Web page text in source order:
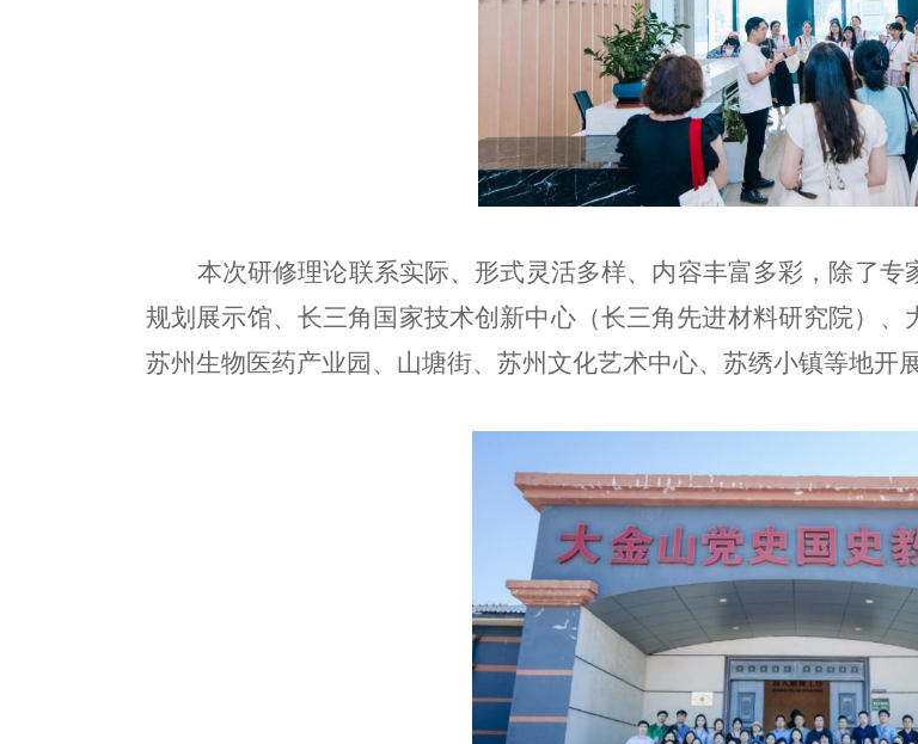
本次研修理论联系实际、形式灵活多样、内容丰富多彩，除了
规划展示馆、长三角国家技术创新中心（长三角先进材料研究院）、
苏州生物医药产业园、山塘街、苏州文化艺术中心、苏绣小镇等地开